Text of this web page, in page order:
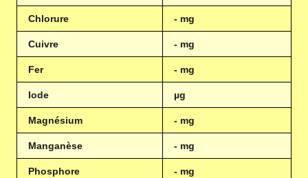
Chlorure - mg
Cuivre - mg
Fer - mg
Iode µg
Magnésium - mg
Manganèse - mg
Phosphore - mg